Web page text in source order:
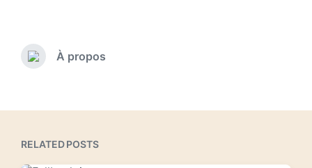
À propos
RELATED POSTS